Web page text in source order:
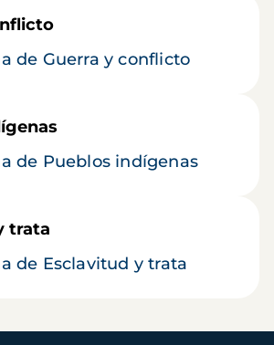
de Guerra y conflicto
de Pueblos indígenas
trata
de Esclavitud y trata